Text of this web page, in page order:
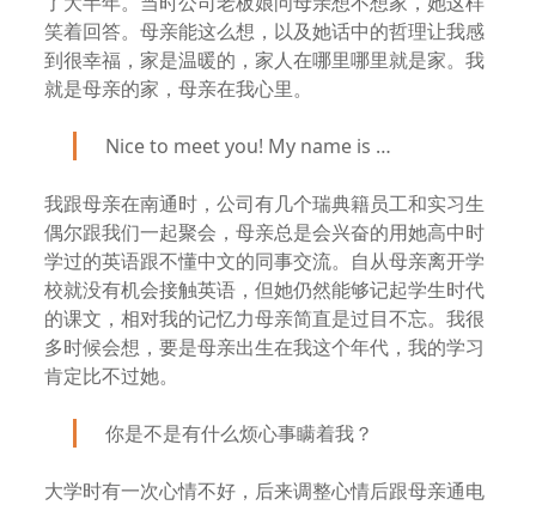
笑着回答。母亲能这么想，以及她话中的哲理让我感
到很幸福，家是温暖的，家人在哪里哪里就是家。我
就是母亲的家，母亲在我心里。
Nice to meet you! My name is …
我跟母亲在南通时，公司有几个瑞典籍员工和实习生
偶尔跟我们一起聚会，母亲总是会兴奋的用她高中时
学过的英语跟不懂中文的同事交流。自从母亲离开学
校就没有机会接触英语，但她仍然能够记起学生时代
的课文，相对我的记忆力母亲简直是过目不忘。我很
多时候会想，要是母亲出生在我这个年代，我的学习
肯定比不过她。
你是不是有什么烦心事瞒着我？
大学时有一次心情不好，后来调整心情后跟母亲通电